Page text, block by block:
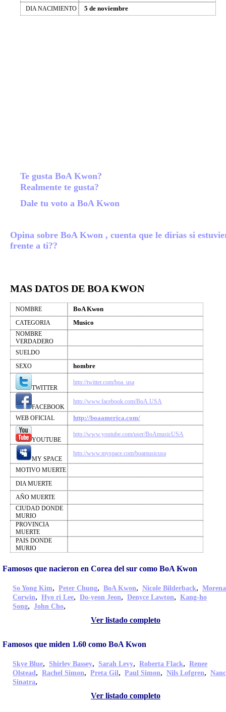
DIA NACIMIENTO 5 de noviembre
Te gusta BoA Kwon?
Realmente te gusta?
Dale tu voto a BoA Kwon
Opina sobre BoA Kwon , cuenta que le dirias si
frente a ti??
MAS DATOS DE BOA KWON
NOMBRE BoA Kwon
CATEGORIA Musico
NOMBRE
VERDADERO
SUELDO
SEXO
hombre
TWITTER
http://twitter.com/boa_usa
FACEBOOK
http://www.facebook.com/BoA.USA
WEB OFICIAL http://boaamerica.com/
YOUTUBE
http://www.youtube.com/user/BoAmusicUSA
MY SPACE
http://www.myspace.com/boamusicusa
MOTIVO MUERTE
DIA MUERTE
AÑO MUERTE
CIUDAD DONDE
MURIO
PROVINCIA
MUERTE
PAIS DONDE
MURIO
Famosos que nacieron en Corea del sur como BoA Kwon
So Yong Kim, Peter Chung, BoA Kwon, Nicole Bilderback, Morena
Corwin, Hyo ri Lee, Do-yeon Jeon, Denyce Lawton, Kang-ho
Song, John Cho,
Ver listado completo
Famosos que miden 1.60 como BoA Kwon
Skye Blue, Shirley Bassey, Sarah Levy, Roberta Flack, Renee
Olstead, Rachel Simon, Preta Gil, Paul Simon, Nils Lofgren,
Sinatra,
Ver listado completo